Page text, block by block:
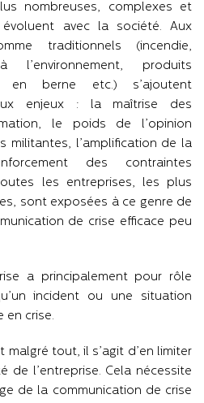
nombreuses, complexes et
avec la société. Aux
traditionnels (incendie,
produits
en berne etc.) s’ajoutent
enjeux : la maîtrise des
le poids de l’opinion
militantes, l’amplification de la
des contraintes
les entreprises, les plus
sont exposées à ce genre de
de crise efficace peu
a principalement pour rôle
incident ou une situation
en crise.
malgré tout, il s’agit d’en limiter
de l’entreprise. Cela nécessite
de la communication de crise